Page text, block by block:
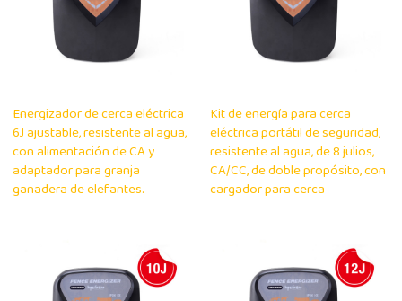
Energizador de cerca eléctrica
6J ajustable, resistente al agua,
con alimentación de CA y
adaptador para granja
ganadera de elefantes.
Kit de energía para cerca
eléctrica portátil de seguridad,
resistente al agua, de 8 julios,
CA/CC, de doble propósito, con
cargador para cerca